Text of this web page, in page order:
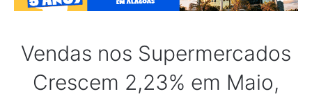
Vendas nos Supermercados
Crescem 2,23% em Maio,